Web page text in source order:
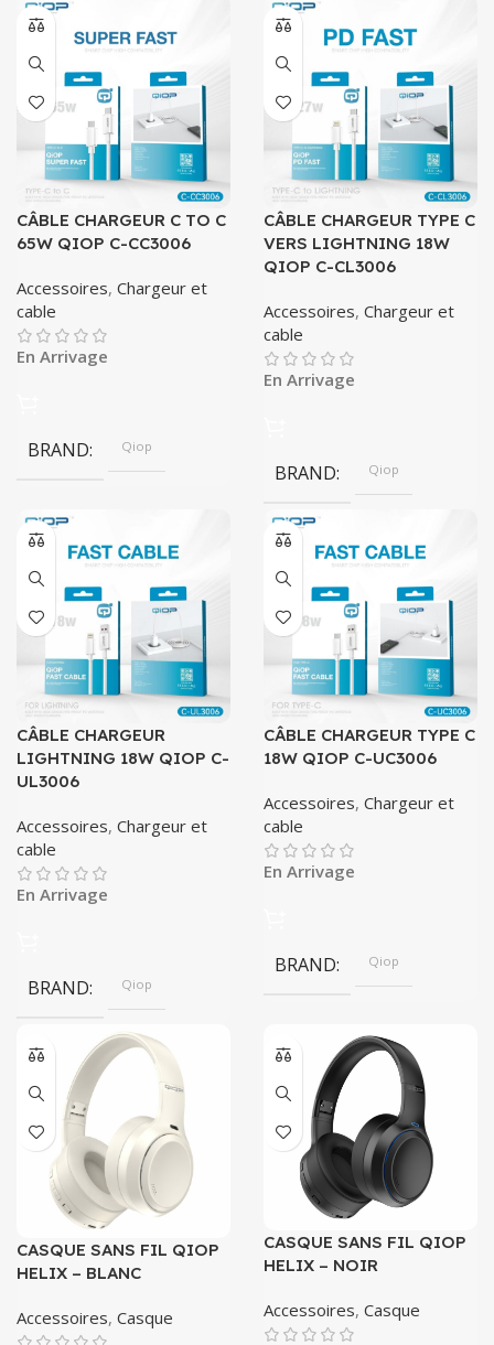
CÂBLE CHARGEUR C TO C
65W QIOP C-CC3006
Accessoires, Chargeur et
cable
En Arrivage
BRAND Qiop
CÂBLE CHARGEUR TYPE C
VERS LIGHTNING 18W
QIOP C-CL3006
Accessoires, Chargeur et
cable
En Arrivage
BRAND Qiop
CÂBLE CHARGEUR
LIGHTNING 18W QIOP C-
UL3006
Accessoires, Chargeur et
cable
En Arrivage
BRAND Qiop
CÂBLE CHARGEUR TYPE C
18W QIOP C-UC3006
Accessoires, Chargeur et
cable
En Arrivage
BRAND Qiop
CASQUE SANS FIL QIOP
HELIX – BLANC
Accessoires, Casque
CASQUE SANS FIL QIOP
HELIX – NOIR
Accessoires, Casque